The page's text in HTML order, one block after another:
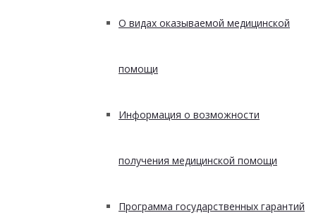
О видах оказываемой медицинской
помощи
Информация о возможности
получения медицинской помощи
Программа государственных гарантий